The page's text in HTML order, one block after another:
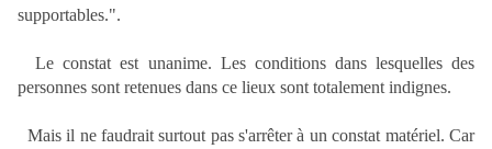
supportables.".
Le constat est unanime. Les conditions dans lesquelles des
personnes sont retenues dans ce lieux sont totalement indignes.
Mais il ne faudrait surtout pas s'arrêter à un constat matériel. Car